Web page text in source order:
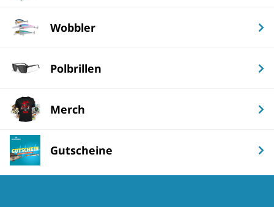
Wobbler
Polbrillen
Merch
Gutscheine